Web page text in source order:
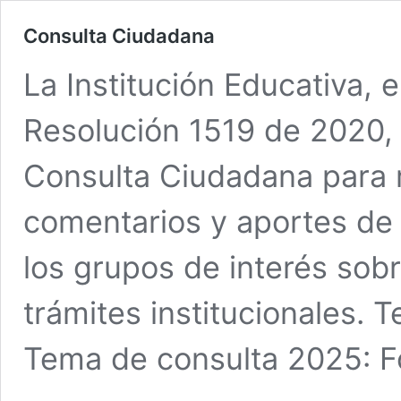
Consulta Ciudadana
La Institución Educativa,
Resolución 1519 de
Consulta Ciudadana
comentarios y aportes
los grupos de interés
trámites institucionales.
Tema de consulta 2025: